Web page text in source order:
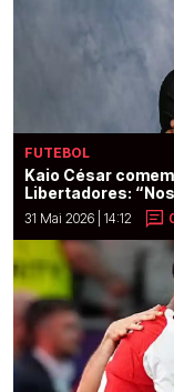
FUTEBOL
Kaio César
Libertadores:
31 Mai 2026 | 14:12